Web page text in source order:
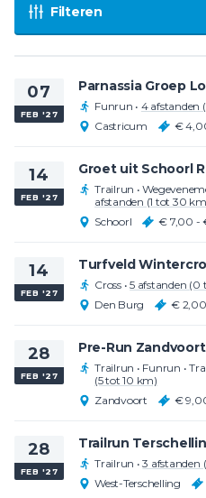
Filteren
07
FEB '27
Parnassia Groep
Funrun • 4 afstanden
Castricum
€
14
FEB '27
Groet uit Schoorl
Trailrun •
afstanden (1 tot 30
Schoorl
€ 7,00 -
14
FEB '27
Turfveld
Cross •5 afstanden (0
Den Burg
€
28
FEB '27
Pre-Run
Trailrun • Funrun •
(5 tot 10 km)
Zandvoort
€
28
FEB '27
Trailrun
Trailrun •3 afstanden
West-Terschelling